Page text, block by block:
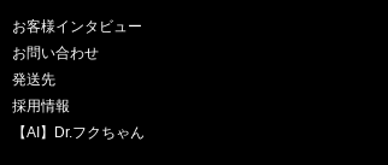
お客様インタビュー
お問い合わせ
発送先
採用情報
【AI】Dr.フクちゃん